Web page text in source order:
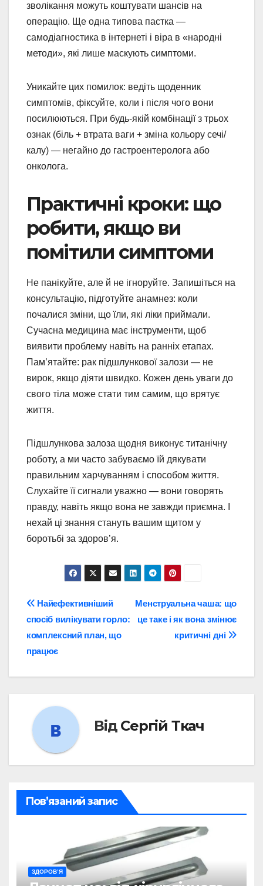
зволікання можуть коштувати шансів на
операцію. Ще одна типова пастка —
самодіагностика в інтернеті і віра в «народні
методи», які лише маскують симптоми.
Уникайте цих помилок: ведіть щоденник
симптомів, фіксуйте, коли і після чого вони
посилюються. При будь-якій комбінації з трьох
ознак (біль + втрата ваги + зміна кольору сечі/
калу) — негайно до гастроентеролога або
онколога.
Практичні кроки: що
робити, якщо ви
помітили симптоми
Не панікуйте, але й не ігноруйте. Запишіться на
консультацію, підготуйте анамнез: коли
почалися зміни, що їли, які ліки приймали.
Сучасна медицина має інструменти, щоб
виявити проблему навіть на ранніх етапах.
Пам’ятайте: рак підшлункової залози — не
вирок, якщо діяти швидко. Кожен день уваги до
свого тіла може стати тим самим, що врятує
життя.
Підшлункова залоза щодня виконує титанічну
роботу, а ми часто забуваємо їй дякувати
правильним харчуванням і способом життя.
Слухайте її сигнали уважно — вони говорять
правду, навіть якщо вона не завжди приємна. І
нехай ці знання стануть вашим щитом у
боротьбі за здоров’я.
Навігація
записів
Менструальна чаша: що
це таке і як вона змінює
критичні дні
Найефективніший
спосіб вилікувати горло:
комплексний план, що
працює
Від Сергій Ткач
Пов’язаний запис
ЗДОРОВ’Я